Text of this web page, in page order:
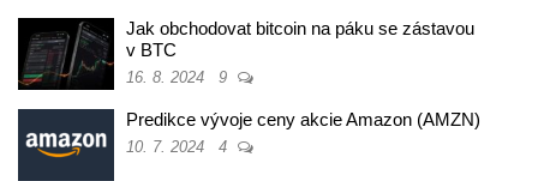
Jak obchodovat bitcoin na páku se zástavou
v BTC
16. 8. 2024 9
Predikce vývoje ceny akcie Amazon (AMZN)
10. 7. 2024 4